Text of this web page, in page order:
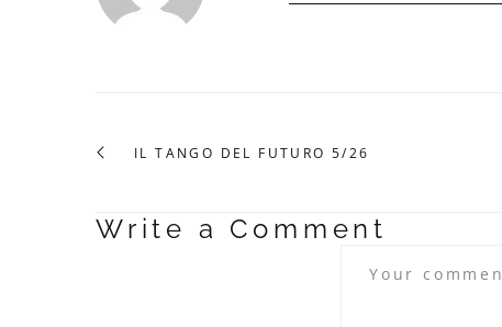
IL TANGO DEL FUTURO 5/26
Write a Comment